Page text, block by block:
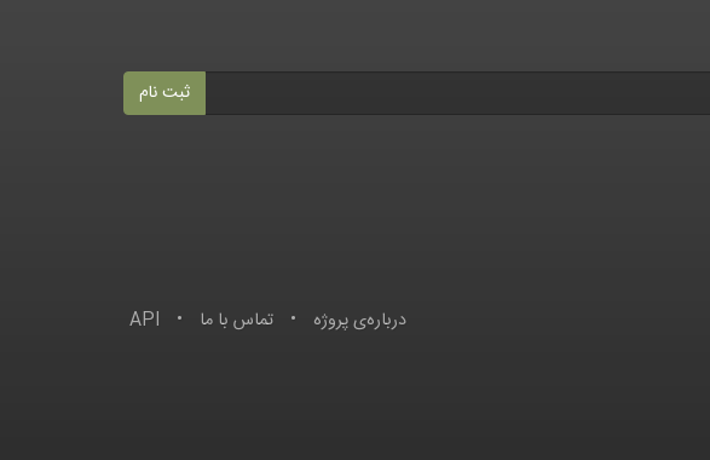
ثبت نام
درباره‌ى پروژه • تماس با ما •
API